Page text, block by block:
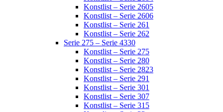
Konstlist – Serie 2605
Konstlist – Serie 2606
Konstlist – Serie 261
Konstlist – Serie 262
Serie 275 – Serie 4330
Konstlist – Serie 275
Konstlist – Serie 280
Konstlist – Serie 2823
Konstlist – Serie 291
Konstlist – Serie 301
Konstlist – Serie 307
Konstlist – Serie 315